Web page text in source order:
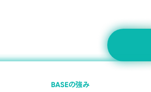
BASEの強み